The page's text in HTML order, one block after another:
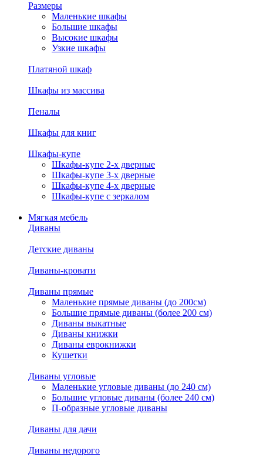
Размеры
Маленькие шкафы
Большие шкафы
Высокие шкафы
Узкие шкафы
Платяной шкаф
Шкафы из массива
Пеналы
Шкафы для книг
Шкафы-купе
Шкафы-купе 2-х дверные
Шкафы-купе 3-х дверные
Шкафы-купе 4-х дверные
Шкафы-купе с зеркалом
Мягкая мебель
Диваны
Детские диваны
Диваны-кровати
Диваны прямые
Маленькие прямые диваны (до 200см)
Большие прямые диваны (более 200 см)
Диваны выкатные
Диваны книжки
Диваны еврокнижки
Кушетки
Диваны угловые
Маленькие угловые диваны (до 240 см)
Большие угловые диваны (более 240 см)
П-образные угловые диваны
Диваны для дачи
Диваны недорого